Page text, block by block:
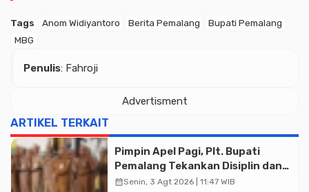
Tags Anom Widiyantoro Berita Pemalang
Bupati Pemalang
MBG
Penulis: Fahroji
Advertisment
ARTIKEL TERKAIT
Pimpin Apel Pagi, Plt. Bupati
Pemalang Tekankan Disiplin dan
Soliditas ASN untuk Pelayanan
calendar_monthSenin, 3 Agt 2026 | 11:47 WIB